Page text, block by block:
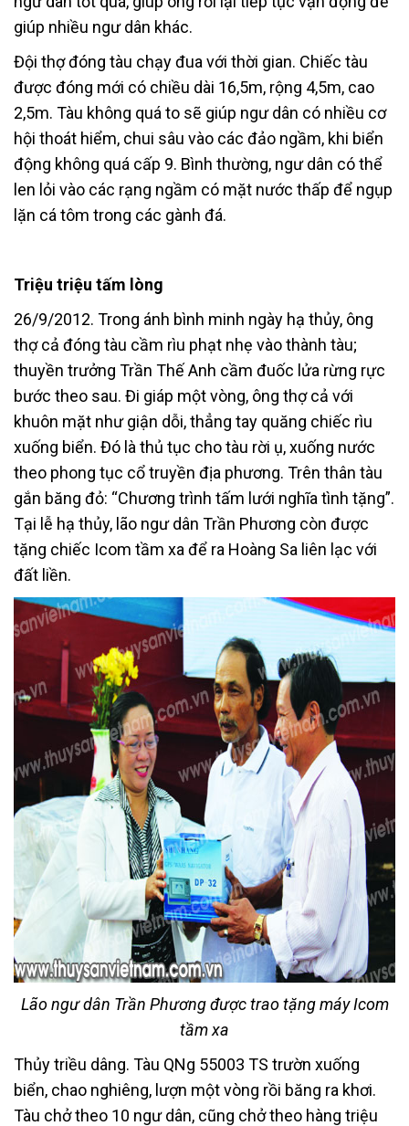
giúp nhiều ngư dân khác.
Đội thợ đóng tàu chạy đua với thời gian. Chiếc tàu
được đóng mới có chiều dài 16,5m, rộng 4,5m, cao
2,5m. Tàu không quá to sẽ giúp ngư dân có nhiều cơ
hội thoát hiểm, chui sâu vào các đảo ngầm, khi biển
động không quá cấp 9. Bình thường, ngư dân có thể
len lỏi vào các rạng ngầm có mặt nước thấp để ngụp
lặn cá tôm trong các gành đá.
Triệu triệu tấm lòng
26/9/2012. Trong ánh bình minh ngày hạ thủy, ông
thợ cả đóng tàu cầm rìu phạt nhẹ vào thành tàu;
thuyền trưởng Trần Thế Anh cầm đuốc lửa rừng rực
bước theo sau. Đi giáp một vòng, ông thợ cả với
khuôn mặt như giận dỗi, thẳng tay quăng chiếc rìu
xuống biển. Đó là thủ tục cho tàu rời ụ, xuống nước
theo phong tục cổ truyền địa phương. Trên thân tàu
gắn băng đỏ: “Chương trình tấm lưới nghĩa tình tặng”.
Tại lễ hạ thủy, lão ngư dân Trần Phương còn được
tặng chiếc Icom tầm xa để ra Hoàng Sa liên lạc với
đất liền.
Lão ngư dân Trần Phương được trao tặng máy Icom
tầm xa
Thủy triều dâng. Tàu QNg 55003 TS trườn xuống
biển, chao nghiêng, lượn một vòng rồi băng ra khơi.
Tàu chở theo 10 ngư dân, cũng chở theo hàng triệu